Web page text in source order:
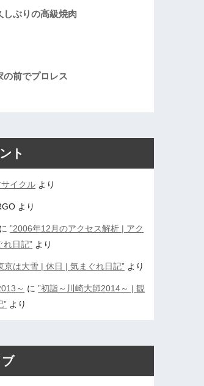
しぶりの高級焼肉
の前でプロレス
ト
イクル より
より
に”2006年12月のアクセス解析 | アク
れ日記” より
京は大雪 | 休日 | 気まぐれ日記” より
～ に”初詣～川崎大師2014～ | 観
” より